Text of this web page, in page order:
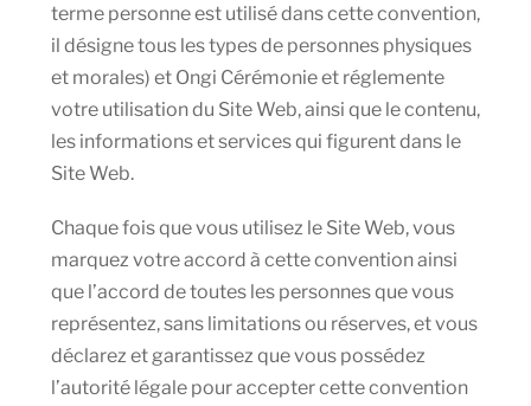
terme personne est utilisé dans cette convention,
il désigne tous les types de personnes physiques
et morales) et Ongi Cérémonie et réglemente
votre utilisation du Site Web, ainsi que le contenu,
les informations et services qui figurent dans le
Site Web.
Chaque fois que vous utilisez le Site Web, vous
marquez votre accord à cette convention ainsi
que l’accord de toutes les personnes que vous
représentez, sans limitations ou réserves, et vous
déclarez et garantissez que vous possédez
l’autorité légale pour accepter cette convention